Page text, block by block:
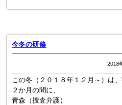
今冬の研修
2018
この冬（２０１８年１２月～）は
２か月の間に、
青森（捜査弁護）